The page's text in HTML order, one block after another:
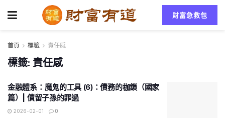
財富急救包
首頁 標籤 責任感
標籤: 責任感
金融體系：魔鬼的工具 (6)：債務的枷鎖（國家
篇）| 債留子孫的罪過
2026-02-01 0